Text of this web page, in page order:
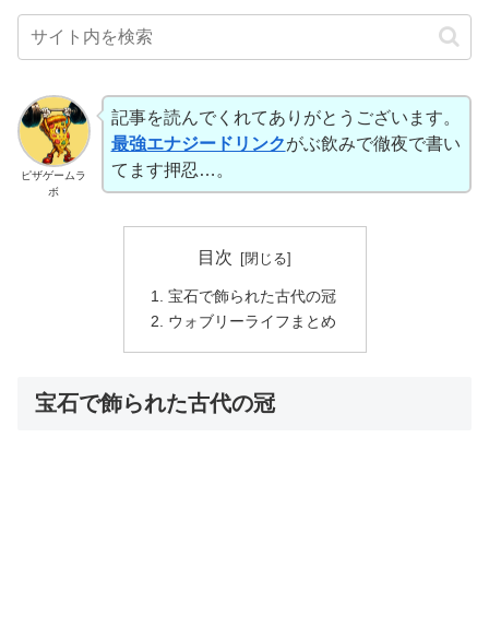
ピザゲームラ
ボ
記事を読んでくれてありがとうございます。
最強エナジードリンクがぶ飲みで徹夜で書い
てます押忍…。
目次
宝石で飾られた古代の冠
ウォブリーライフまとめ
宝石で飾られた古代の冠